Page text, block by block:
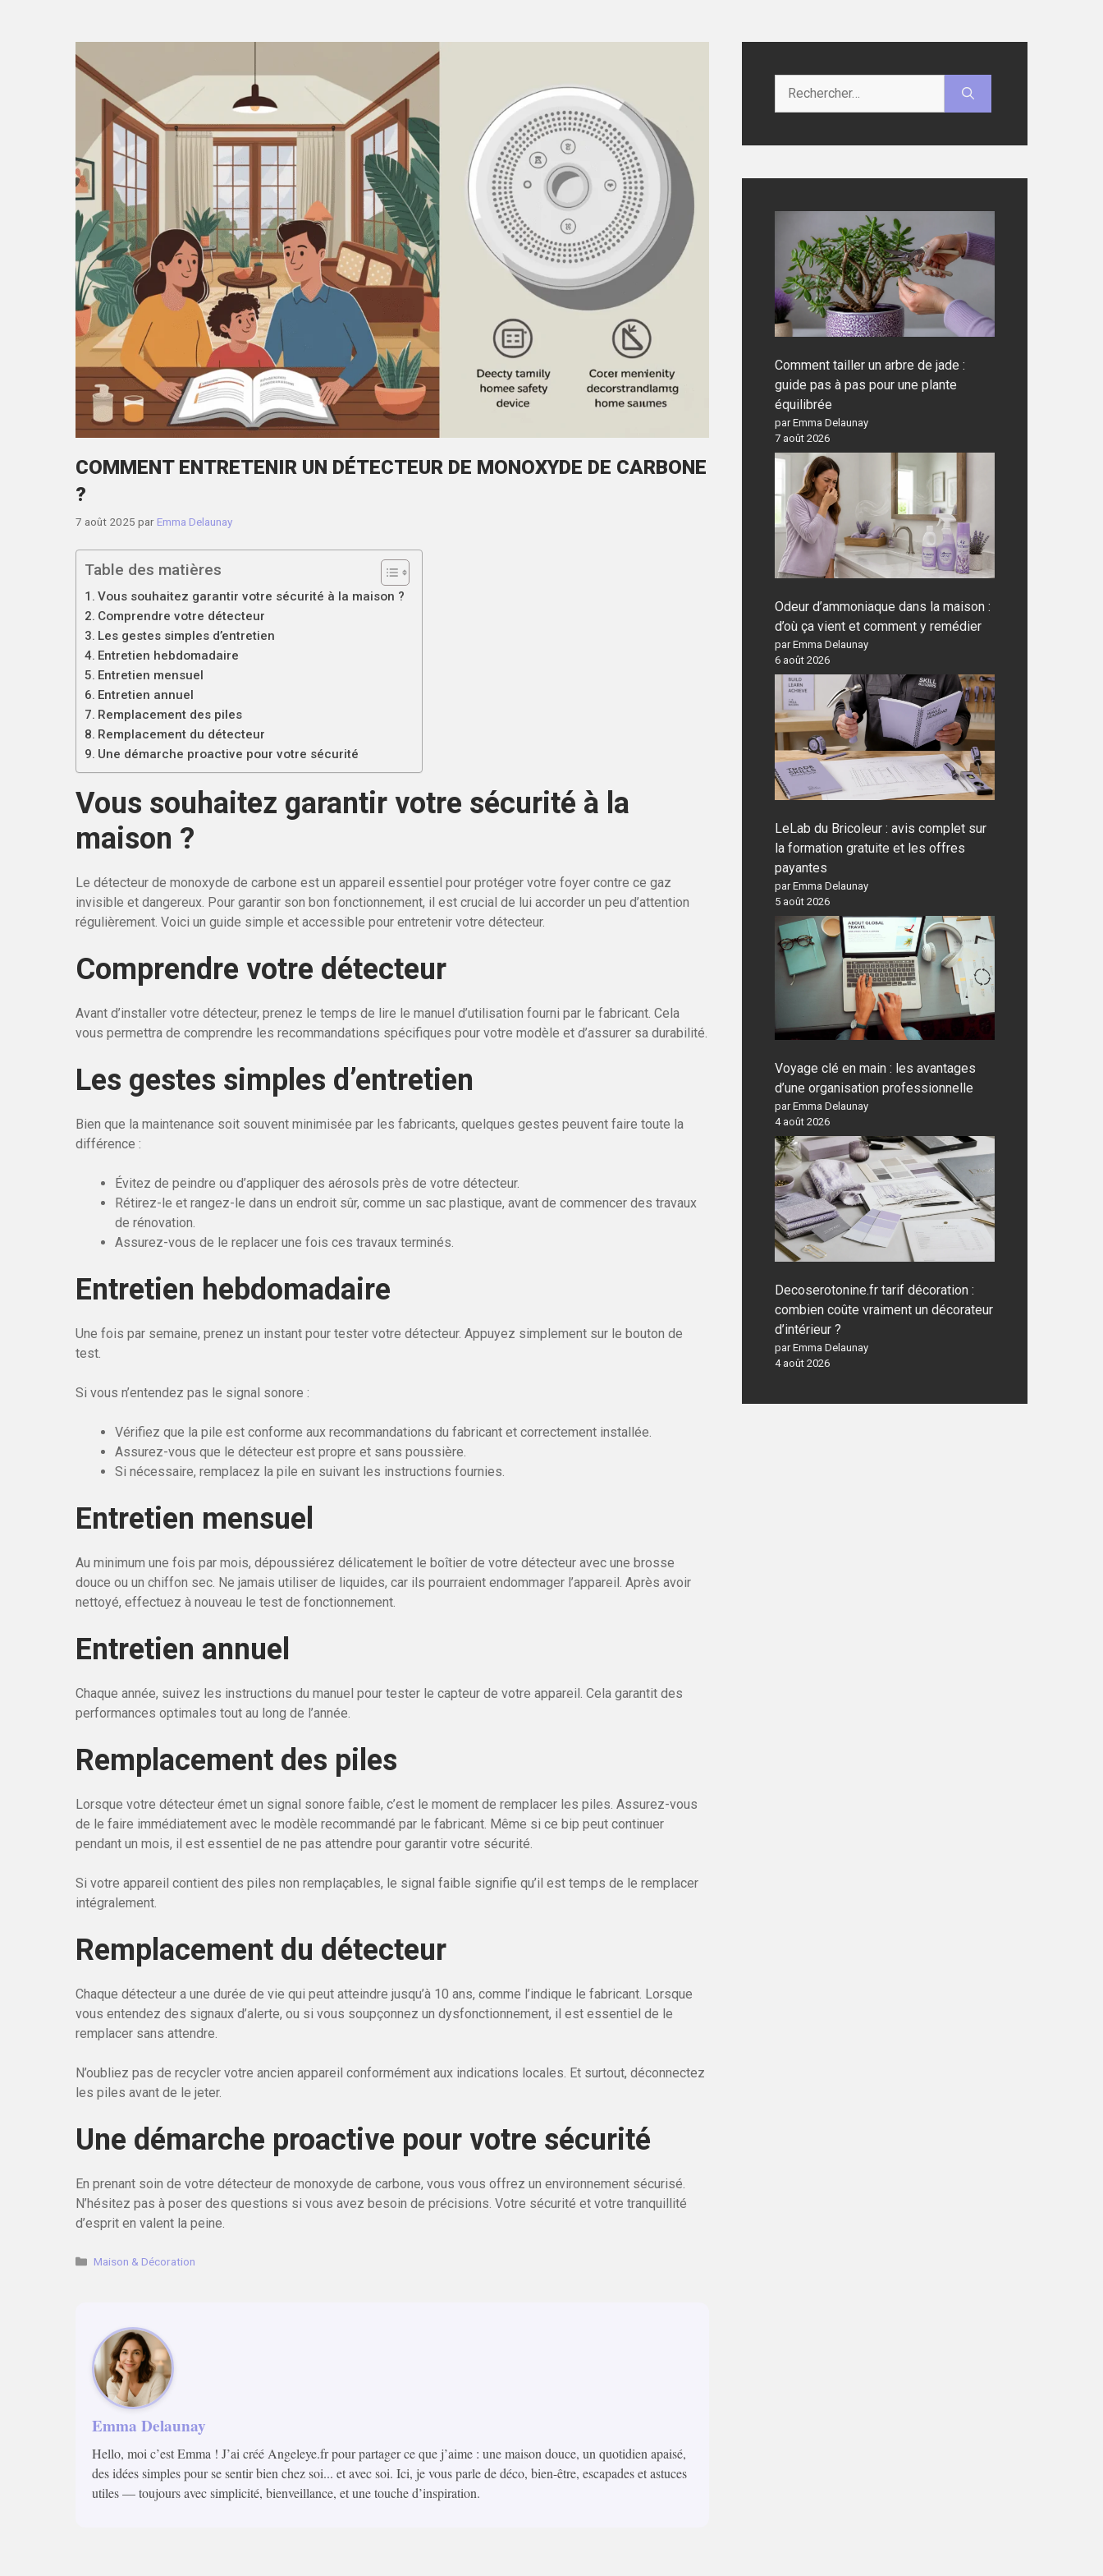
COMMENT ENTRETENIR UN DÉTECTEUR DE MONOXYDE DE CARBONE
?
7 août 2025 par Emma Delaunay
Table des matières
Vous souhaitez garantir votre sécurité à la maison ?
Comprendre votre détecteur
Les gestes simples d’entretien
Entretien hebdomadaire
Entretien mensuel
Entretien annuel
Remplacement des piles
Remplacement du détecteur
Une démarche proactive pour votre sécurité
Vous souhaitez garantir votre sécurité à la
maison ?
Le détecteur de monoxyde de carbone est un appareil essentiel pour protéger votre foyer contre ce gaz
invisible et dangereux. Pour garantir son bon fonctionnement, il est crucial de lui accorder un peu d’attention
régulièrement. Voici un guide simple et accessible pour entretenir votre détecteur.
Comprendre votre détecteur
Avant d’installer votre détecteur, prenez le temps de lire le manuel d’utilisation fourni par le fabricant. Cela
vous permettra de comprendre les recommandations spécifiques pour votre modèle et d’assurer sa durabilité.
Les gestes simples d’entretien
Bien que la maintenance soit souvent minimisée par les fabricants, quelques gestes peuvent faire toute la
différence :
Évitez de peindre ou d’appliquer des aérosols près de votre détecteur.
Rétirez-le et rangez-le dans un endroit sûr, comme un sac plastique, avant de commencer des travaux
de rénovation.
Assurez-vous de le replacer une fois ces travaux terminés.
Entretien hebdomadaire
Une fois par semaine, prenez un instant pour tester votre détecteur. Appuyez simplement sur le bouton de
test.
Si vous n’entendez pas le signal sonore :
Vérifiez que la pile est conforme aux recommandations du fabricant et correctement installée.
Assurez-vous que le détecteur est propre et sans poussière.
Si nécessaire, remplacez la pile en suivant les instructions fournies.
Entretien mensuel
Au minimum une fois par mois, dépoussiérez délicatement le boîtier de votre détecteur avec une brosse
douce ou un chiffon sec. Ne jamais utiliser de liquides, car ils pourraient endommager l’appareil. Après avoir
nettoyé, effectuez à nouveau le test de fonctionnement.
Entretien annuel
Chaque année, suivez les instructions du manuel pour tester le capteur de votre appareil. Cela garantit des
performances optimales tout au long de l’année.
Remplacement des piles
Lorsque votre détecteur émet un signal sonore faible, c’est le moment de remplacer les piles. Assurez-vous
de le faire immédiatement avec le modèle recommandé par le fabricant. Même si ce bip peut continuer
pendant un mois, il est essentiel de ne pas attendre pour garantir votre sécurité.
Si votre appareil contient des piles non remplaçables, le signal faible signifie qu’il est temps de le remplacer
intégralement.
Remplacement du détecteur
Chaque détecteur a une durée de vie qui peut atteindre jusqu’à 10 ans, comme l’indique le fabricant. Lorsque
vous entendez des signaux d’alerte, ou si vous soupçonnez un dysfonctionnement, il est essentiel de le
remplacer sans attendre.
N’oubliez pas de recycler votre ancien appareil conformément aux indications locales. Et surtout, déconnectez
les piles avant de le jeter.
Une démarche proactive pour votre sécurité
En prenant soin de votre détecteur de monoxyde de carbone, vous vous offrez un environnement sécurisé.
N’hésitez pas à poser des questions si vous avez besoin de précisions. Votre sécurité et votre tranquillité
d’esprit en valent la peine.
Catégories
Maison & Décoration
Emma Delaunay
Hello, moi c’est Emma ! J’ai créé Angeleye.fr pour partager ce que j’aime : une maison douce, un quotidien apaisé,
des idées simples pour se sentir bien chez soi... et avec soi. Ici, je vous parle de déco, bien-être, escapades et astuces
utiles — toujours avec simplicité, bienveillance, et une touche d’inspiration.
Comment tailler un arbre de jade :
guide pas à pas pour une plante
équilibrée
par Emma Delaunay
7 août 2026
Odeur d’ammoniaque dans la maison :
d’où ça vient et comment y remédier
par Emma Delaunay
6 août 2026
LeLab du Bricoleur : avis complet sur
la formation gratuite et les offres
payantes
par Emma Delaunay
5 août 2026
Voyage clé en main : les avantages
d’une organisation professionnelle
par Emma Delaunay
4 août 2026
Decoserotonine.fr tarif décoration :
combien coûte vraiment un décorateur
d’intérieur ?
par Emma Delaunay
4 août 2026